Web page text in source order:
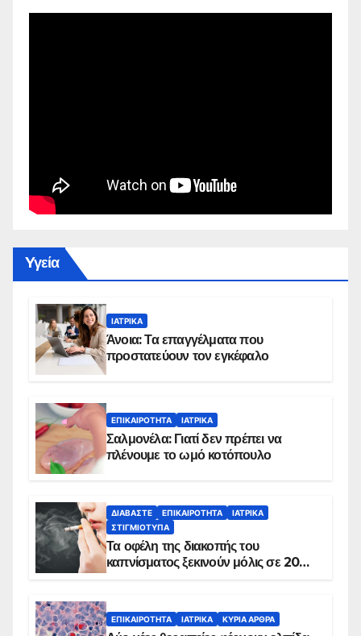
Yγεία
ΙΑΤΡΙΚΆ
Άνοια: Τα επαγγέλματα που
προστατεύουν τον εγκέφαλο
ΕΠΙΚΑΙΡΌΤΗΤΑ ΙΑΤΡΙΚΆ
Σαλμονέλα: Γιατί δεν πρέπει να
πλένουμε το ωμό κοτόπουλο
ΔΙΑΒΆΣΤΕ ΕΠΙΚΑΙΡΌΤΗΤΑ
ΙΑΤΡΙΚΆ
ΣΤΙΓΜΙΌΤΥΠΑ
Τα οφέλη της διακοπής του
καπνίσματος ξεκινούν μόλις σε 20
ΕΠΙΚΑΙΡΌΤΗΤΑ ΙΑΤΡΙΚΆ ΚΥΡΙΑ ΑΡΘΡΑ